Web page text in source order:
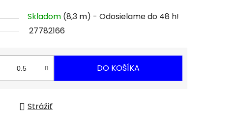
Skladom (8,3 m)
27782166
DO KOŠÍKA
Strážiť